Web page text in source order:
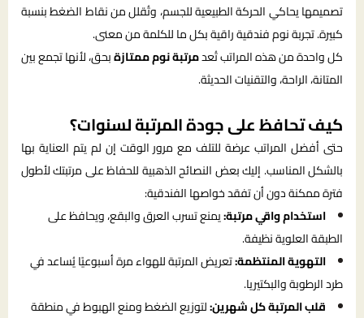
تصميمها يحاكي الحركة الطبيعية للجسم، وتُقلل من نقاط الضغط بنسبة
كبيرة. تجربة نوم فندقية راقية بكل ما للكلمة من معنى.
كل واحدة من هذه المراتب تُعدمرتبة نوم ممتازةبحق، لأنها تجمع بين
المتانة، الراحة، والتقنيات الحديثة.
كيف تحافظ على جودة المرتبة لسنوات؟
حتى أفضل المراتب عرضة للتلف مع مرور الوقت إن لم يتم العناية بها
بالشكل المناسب. إليك بعض النصائح الذهبية للحفاظ على مرتبتك لأطول
فترة ممكنة دون أن تفقد خواصها الفندقية:
استخدام واقي مرتبة:يمنع تسرب العرق والبقع، ويحافظ على
الطبقة العلوية نظيفة.
التهوية المنتظمة:تعريض المرتبة للهواء مرة أسبوعيًا يُساعد في
طرد الرطوبة والبكتيريا.
قلب المرتبة كل شهرين:لتوزيع الضغط ومنع الهبوط في منطقة